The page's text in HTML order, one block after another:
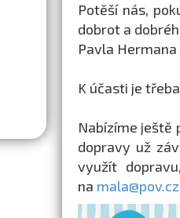
Potěší nás,
dobrot a
Pavla
K účasti je
Nabízíme ještě
dopravy už
využít
na mala@pov.cz